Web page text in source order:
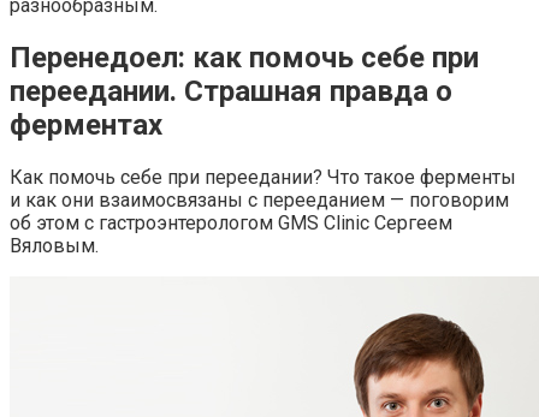
разнообразным.
Перенедоел: как помочь себе при
переедании. Страшная правда о
ферментах
Как помочь себе при переедании? Что такое ферменты
и как они взаимосвязаны с перееданием — поговорим
об этом с гастроэнтерологом GMS Clinic Сергеем
Вяловым.